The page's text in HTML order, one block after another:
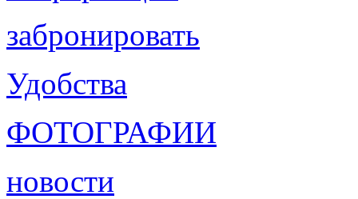
забронировать
Удобства
ФОТОГРАФИИ
новости